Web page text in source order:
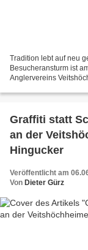
Tradition lebt auf neu
Besucheransturm ist
Anglervereins
Graffiti statt
an der
Hingucker
Veröffentlicht am
Von Dieter Gürz